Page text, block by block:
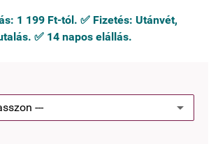
1 199 Ft-tól. ✅ Fizetés: Utánvét,
✅ 14 napos elállás.